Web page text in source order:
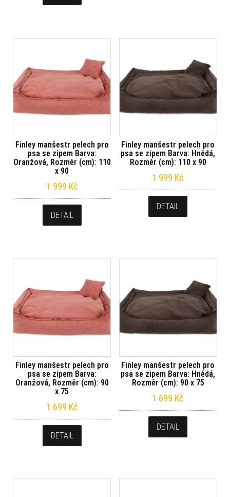
Finley manšestr pelech pro
psa se zipem Barva:
Oranžová, Rozměr (cm): 110
x 90
1 999 Kč
DETAIL
Finley manšestr pelech pro
psa se zipem Barva: Hnědá,
Rozměr (cm): 110 x 90
1 999 Kč
DETAIL
Finley manšestr pelech pro
psa se zipem Barva:
Oranžová, Rozměr (cm): 90
x 75
1 699 Kč
DETAIL
Finley manšestr pelech pro
psa se zipem Barva: Hnědá,
Rozměr (cm): 90 x 75
1 699 Kč
DETAIL